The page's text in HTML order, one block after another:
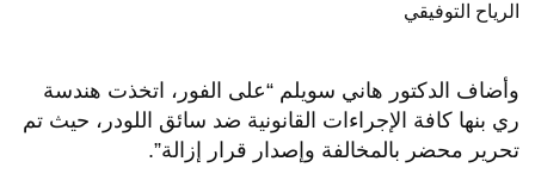
الرياح التوفيقي
وأضاف الدكتور هاني سويلم “على الفور، اتخذت هندسة
ري بنها كافة الإجراءات القانونية ضد سائق اللودر، حيث تم
تحرير محضر بالمخالفة وإصدار قرار إزالة”.